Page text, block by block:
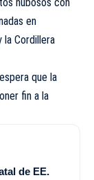
en
Cordillera
que la
fin a la
de EE.